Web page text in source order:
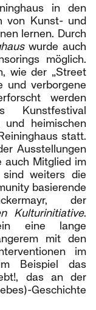
in den
von Kunst- und
lernen. Durch
wurde auch
möglich.
wie der „Street
und verborgene
werden
und heimischen
statt.
Ausstellungen
auch Mitglied im
weiters die
basierende
der
Kulturinitiative.
eine lange
mit den
im
Beispiel das
das an der
Geschichte